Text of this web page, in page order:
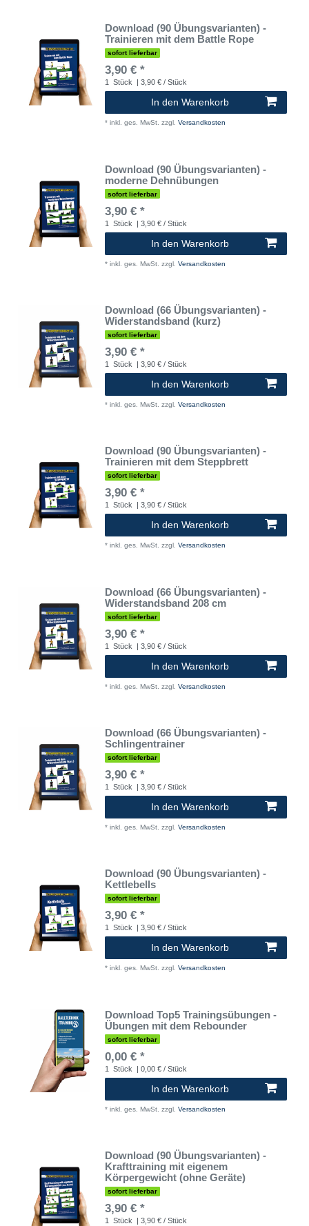
Download (90 Übungsvarianten) -
Trainieren mit dem Battle Rope
sofort lieferbar
3,90 € *
1 Stück | 3,90 € / Stück
In den Warenkorb
* inkl. ges. MwSt. zzgl. Versandkosten
Download (90 Übungsvarianten) -
moderne Dehnübungen
sofort lieferbar
3,90 € *
1 Stück | 3,90 € / Stück
In den Warenkorb
* inkl. ges. MwSt. zzgl. Versandkosten
Download (66 Übungsvarianten) -
Widerstandsband (kurz)
sofort lieferbar
3,90 € *
1 Stück | 3,90 € / Stück
In den Warenkorb
* inkl. ges. MwSt. zzgl. Versandkosten
Download (90 Übungsvarianten) -
Trainieren mit dem Steppbrett
sofort lieferbar
3,90 € *
1 Stück | 3,90 € / Stück
In den Warenkorb
* inkl. ges. MwSt. zzgl. Versandkosten
Download (66 Übungsvarianten) -
Widerstandsband 208 cm
sofort lieferbar
3,90 € *
1 Stück | 3,90 € / Stück
In den Warenkorb
* inkl. ges. MwSt. zzgl. Versandkosten
Download (66 Übungsvarianten) -
Schlingentrainer
sofort lieferbar
3,90 € *
1 Stück | 3,90 € / Stück
In den Warenkorb
* inkl. ges. MwSt. zzgl. Versandkosten
Download (90 Übungsvarianten) -
Kettlebells
sofort lieferbar
3,90 € *
1 Stück | 3,90 € / Stück
In den Warenkorb
* inkl. ges. MwSt. zzgl. Versandkosten
Download Top5 Trainingsübungen -
Übungen mit dem Rebounder
sofort lieferbar
0,00 € *
1 Stück | 0,00 € / Stück
In den Warenkorb
* inkl. ges. MwSt. zzgl. Versandkosten
Download (90 Übungsvarianten) -
Krafttraining mit eigenem
Körpergewicht (ohne Geräte)
sofort lieferbar
3,90 € *
1 Stück | 3,90 € / Stück